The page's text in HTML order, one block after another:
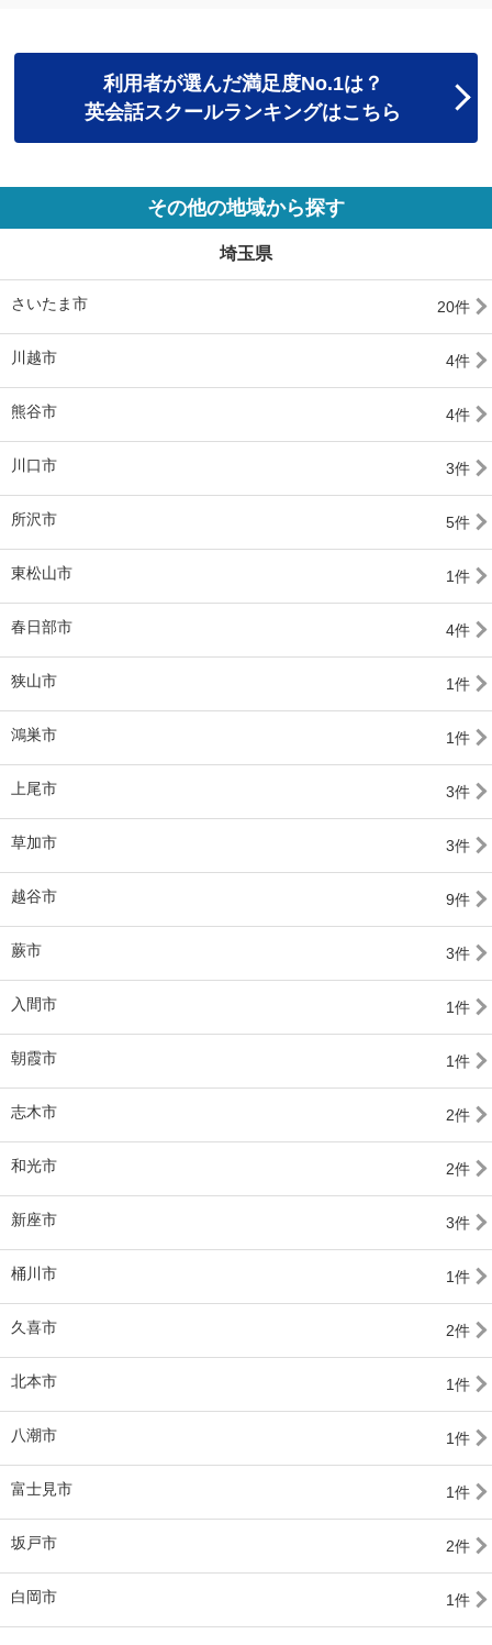
利用者が選んだ満足度No.1は？
英会話スクールランキングはこちら
その他の地域から探す
埼玉県
さいたま市 20件
川越市 4件
熊谷市 4件
川口市 3件
所沢市 5件
東松山市 1件
春日部市 4件
狭山市 1件
鴻巣市 1件
上尾市 3件
草加市 3件
越谷市 9件
蕨市 3件
入間市 1件
朝霞市 1件
志木市 2件
和光市 2件
新座市 3件
桶川市 1件
久喜市 2件
北本市 1件
八潮市 1件
富士見市 1件
坂戸市 2件
白岡市 1件